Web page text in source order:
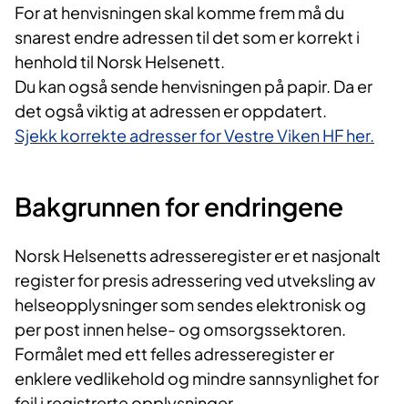
For at henvisningen skal komme frem må du
snarest endre adressen til det som er korrekt i
henhold til Norsk Helsenett.
Du kan også sende henvisningen på papir. Da er
det også viktig at adressen er oppdatert.
Sjekk korrekte adresser for Vestre Viken HF her.
Bakgrunnen for endringene
Norsk Helsenetts adresseregister er et nasjonalt
register for presis adressering ved utveksling av
helseopplysninger som sendes elektronisk og
per post innen helse- og omsorgssektoren.
Formålet med ett felles adresseregister er
enklere vedlikehold og mindre sannsynlighet for